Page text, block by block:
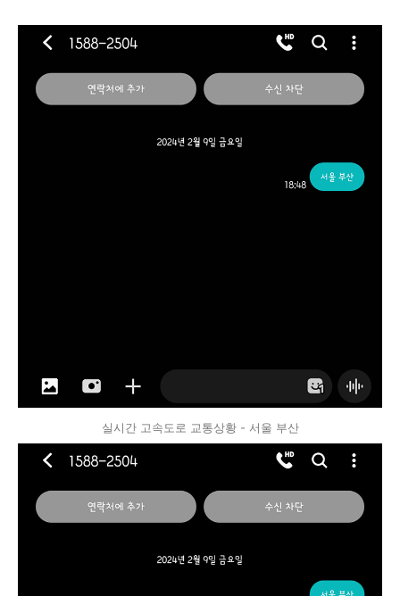
실시간 고속도로 교통상황 - 서울 부산